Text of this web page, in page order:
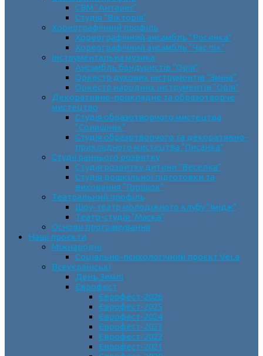
СВМ “Антарес”
Студія “Вікторія”
Хореографічний профіль
Хореографічний ансамбль “Росинка”
Хореографічний ансамбль “Час пік”
Інструментальна музика
Ансамбль бандуристів “Орія”
Оркестр духових інструментів “Зміна”
Оркестр народних інструментів “Орія”
Декоративно-прикладне та образотворче
мистецтво
Cтудія образотворчого мистецтва
“Соняшник”
Студія образотворчого та декоративно-
прикладного мистецтва “Писанка”
Студії раннього розвитку
Студія розвитку дитини “Веселка”
Студія дошкільної підготовки та
виховання “Горішок”
Театральний профіль
Шоу-театр молодіжного клубу “Імідж”
Театр-студія “Маска”
Основи програмування
Наші проєкти
Міжнародні
Соціально-психологічний проєкт VeLa
Всеукраїнські
День Землі
Єврофест
Єврофест-2026
Єврофест-2025
Єврофест-2024
Єврофест-2023
Єврофест-2022
Єврофест-2021